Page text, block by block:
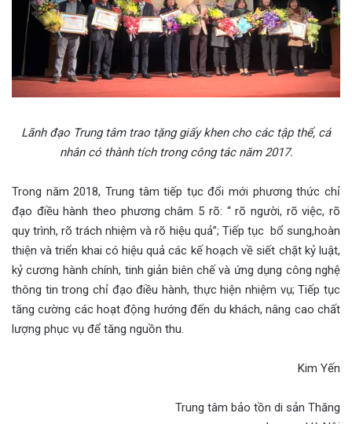
Lãnh đạo Trung tâm trao tặng giấy khen cho các tập thể, cá
nhân có thành tích trong công tác năm 2017.
Trong năm 2018, Trung tâm tiếp tục đổi mới phương thức chỉ
đạo điều hành theo phương châm 5 rõ: “ rõ người, rõ việc, rõ
quy trình, rõ trách nhiệm và rõ hiệu quả”; Tiếp tục bổ sung,hoàn
thiện và triển khai có hiệu quả các kế hoạch về siết chặt kỷ luật,
kỷ cương hành chính, tinh giản biên chế và ứng dụng công nghệ
thông tin trong chỉ đạo điều hành, thực hiện nhiệm vụ; Tiếp tục
tăng cường các hoạt động hướng đến du khách, nâng cao chất
lượng phục vụ để tăng nguồn thu.
Kim Yến
Trung tâm bảo tồn di sản Thăng